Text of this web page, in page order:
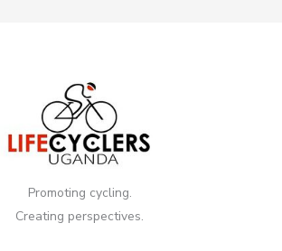
Promoting cycling.
Creating perspectives.